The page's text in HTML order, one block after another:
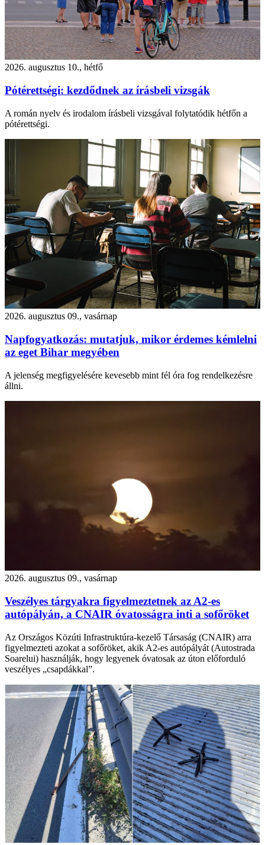
2026. augusztus 10., hétfő
Pótérettségi: kezdődnek az írásbeli vizsgák
A román nyelv és irodalom írásbeli vizsgával folytatódik hétfőn a
pótérettségi.
2026. augusztus 09., vasárnap
Napfogyatkozás: mutatjuk, mikor érdemes kémlelni
az eget Bihar megyében
A jelenség megfigyelésére kevesebb mint fél óra fog rendelkezésre
állni.
2026. augusztus 09., vasárnap
Veszélyes tárgyakra figyelmeztetnek az A2-es
autópályán, a CNAIR óvatosságra inti a sofőröket
Az Országos Közúti Infrastruktúra-kezelő Társaság (CNAIR) arra
figyelmezteti azokat a sofőröket, akik A2-es autópályát (Autostrada
Soarelui) használják, hogy legyenek óvatosak az úton előforduló
veszélyes „csapdákkal”.